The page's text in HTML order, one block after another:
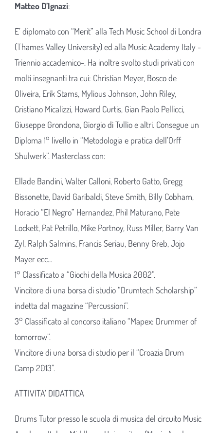
Matteo D’Ignazi:
E’ diplomato con “Merit” alla Tech Music School di Londra
(Thames Valley University) ed alla Music Academy Italy -
Triennio accademico-. Ha inoltre svolto studi privati con
molti insegnanti tra cui: Christian Meyer, Bosco de
Oliveira, Erik Stams, Mylious Johnson, John Riley,
Cristiano Micalizzi, Howard Curtis, Gian Paolo Pellicci,
Giuseppe Grondona, Giorgio di Tullio e altri. Consegue un
Diploma 1° livello in “Metodologia e pratica dell’Orff
Shulwerk”. Masterclass con:
Ellade Bandini, Walter Calloni, Roberto Gatto, Gregg
Bissonette, David Garibaldi, Steve Smith, Billy Cobham,
Horacio “El Negro” Hernandez, Phil Maturano, Pete
Lockett, Pat Petrillo, Mike Portnoy, Russ Miller, Barry Van
Zyl, Ralph Salmins, Francis Seriau, Benny Greb, Jojo
Mayer ecc…
1° Classificato a “Giochi della Musica 2002”.
Vincitore di una borsa di studio “Drumtech Scholarship”
indetta dal magazine “Percussioni”.
3° Classificato al concorso italiano “Mapex: Drummer of
tomorrow”.
Vincitore di una borsa di studio per il “Croazia Drum
Camp 2013”.
ATTIVITA’ DIDATTICA
Drums Tutor presso le scuola di musica del circuito Music